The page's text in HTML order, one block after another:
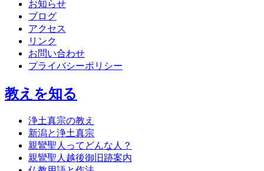
お知らせ
ブログ
アクセス
リンク
お問い合わせ
プライバシーポリシー
教えを知る
浄土真宗の教え
新潟と浄土真宗
親鸞聖人ってどんな人？
親鸞聖人越後御旧跡案内